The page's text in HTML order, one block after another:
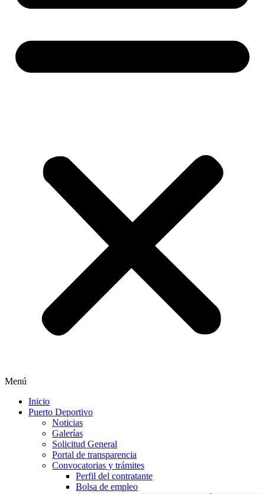
Menú
Inicio
Puerto Deportivo
Noticias
Galerías
Solicitud General
Portal de transparencia
Convocatorias y trámites
Perfil del contratante
Bolsa de empleo